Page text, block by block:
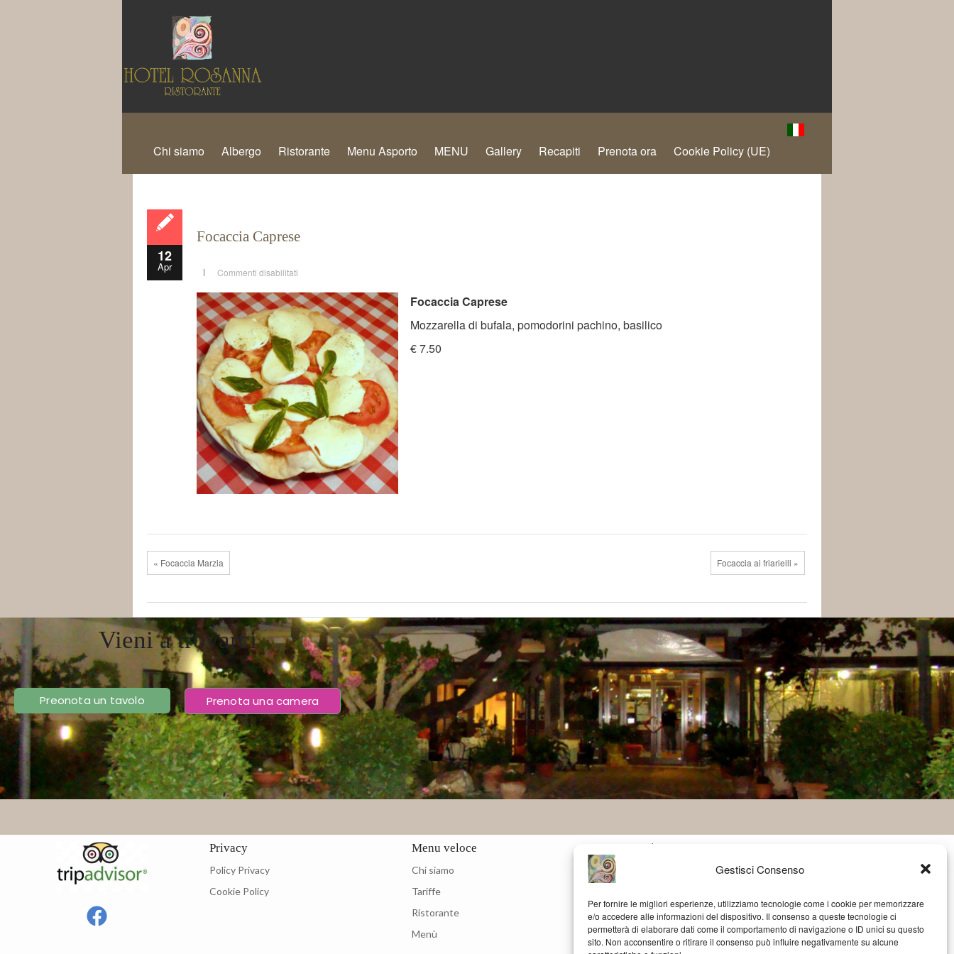
Gestisci Consenso
Per fornire le migliori esperienze, utilizziamo tecnologie come i cookie per memorizzare
e/o accedere alle informazioni del dispositivo. Il consenso a queste tecnologie ci
permetterà di elaborare dati come il comportamento di navigazione o ID unici su questo
sito. Non acconsentire o ritirare il consenso può influire negativamente su alcune
Chi siamo Albergo Ristorante Menu Asporto MENU Gallery Recapiti Prenota ora Cookie Policy (UE)
12
Apr
Focaccia Caprese
Commenti disabilitati
Focaccia Caprese
Mozzarella di bufala, pomodorini pachino, basilico
€ 7.50
« Focaccia Marzia Focaccia ai friarielli »
Vieni a trovarci
Preonota un tavolo Prenota una camera
Privacy
Policy Privacy
Cookie Policy
Menu veloce
Chi siamo
Tariffe
Ristorante
Menù
Contatti
Via C.A. Dalla Chiesa, 3 - 05012
info@hotelrosanna.com
(39) 0744 994201
(39) 347 6143232